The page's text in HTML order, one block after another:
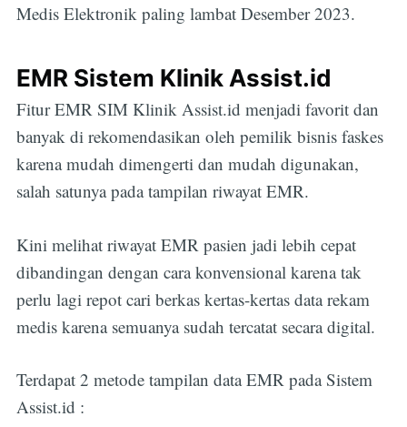
Medis Elektronik paling lambat Desember 2023.
EMR Sistem Klinik Assist.id
Fitur EMR SIM Klinik Assist.id menjadi favorit dan
banyak di rekomendasikan oleh pemilik bisnis faskes
karena mudah dimengerti dan mudah digunakan,
salah satunya pada tampilan riwayat EMR.
Kini melihat riwayat EMR pasien jadi lebih cepat
dibandingan dengan cara konvensional karena tak
perlu lagi repot cari berkas kertas-kertas data rekam
medis karena semuanya sudah tercatat secara digital.
Terdapat 2 metode tampilan data EMR pada Sistem
Assist.id :